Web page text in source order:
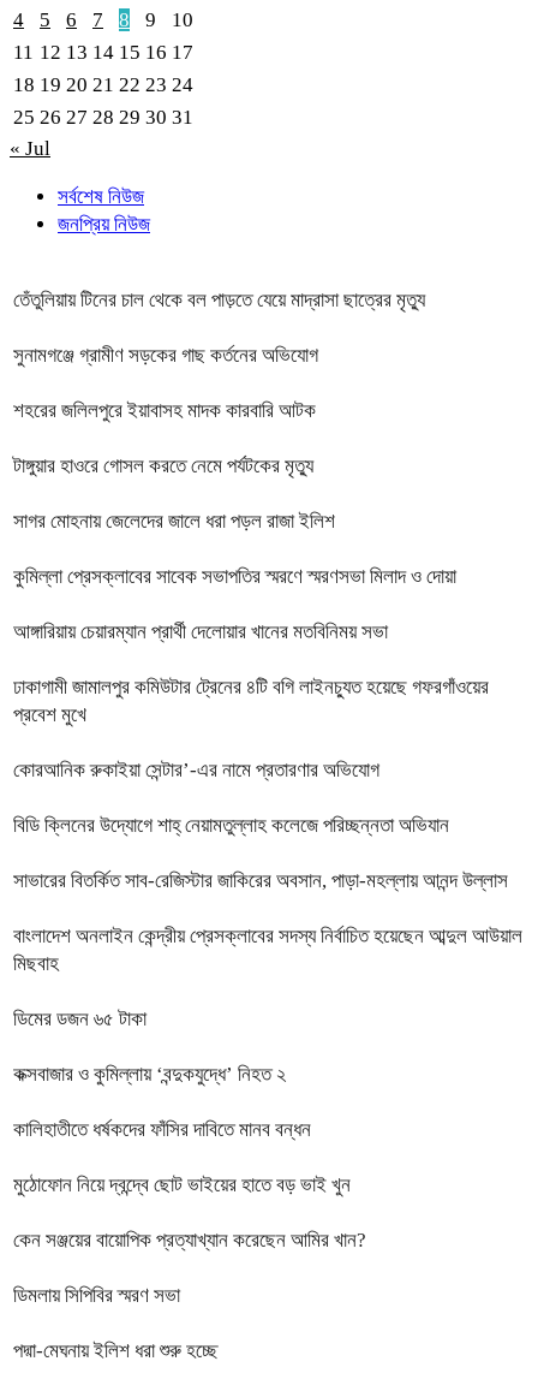
4
5 6 7 8 9
10
11 12 13 14 15 16 17
18 19 20 21 22 23 24
25 26 27 28 29 30 31
« Jul
সর্বশেষ নিউজ
জনপ্রিয় নিউজ
তেঁতুলিয়ায় টিনের চাল থেকে বল পাড়তে যেয়ে মাদ্রাসা ছাত্রের মৃত্যু
সুনামগঞ্জে গ্রামীণ সড়কের গাছ কর্তনের অভিযোগ
শহরের জলিলপুরে ইয়াবাসহ মাদক কারবারি আটক
টাঙ্গুয়ার হাওরে গোসল করতে নেমে পর্যটকের মৃত্যু
সাগর মোহনায় জেলেদের জালে ধরা পড়ল রাজা ইলিশ
কুমিল্লা প্রেসক্লাবের সাবেক সভাপতির স্মরণে স্মরণসভা মিলাদ ও দোয়া
আঙ্গারিয়ায় চেয়ারম্যান প্রার্থী দেলোয়ার খানের মতবিনিময় সভা
ঢাকাগামী জামালপুর কমিউটার ট্রেনের ৪টি বগি লাইনচ্যুত হয়েছে গফরগাঁওয়ের
প্রবেশ মুখে
কোরআনিক রুকাইয়া সেন্টার’-এর নামে প্রতারণার অভিযোগ
বিডি ক্লিনের উদ্যোগে শাহ্ নেয়ামতুল্লাহ কলেজে পরিচ্ছন্নতা অভিযান
সাভারের বিতর্কিত সাব-রেজিস্টার জাকিরের অবসান, পাড়া-মহল্লায় আনন্দ উল্লাস
বাংলাদেশ অনলাইন কেন্দ্রীয় প্রেসক্লাবের সদস্য নির্বাচিত হয়েছেন আব্দুল আউয়াল
মিছবাহ
ডিমের ডজন ৬৫ টাকা
কক্সবাজার ও কুমিল্লায় ‘বন্দুকযুদ্ধে’ নিহত ২
কালিহাতীতে ধর্ষকদের ফাঁসির দাবিতে মানব বন্ধন
মুঠোফোন নিয়ে দ্বন্দ্বে ছোট ভাইয়ের হাতে বড় ভাই খুন
কেন সঞ্জয়ের বায়োপিক প্রত্যাখ্যান করেছেন আমির খান?
ডিমলায় সিপিবির স্মরণ সভা
পদ্মা-মেঘনায় ইলিশ ধরা শুরু হচ্ছে